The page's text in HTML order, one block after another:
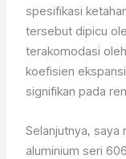
spesifikasi
tersebut dipicu
terakomodasi
koefisien
signifikan pada
Selanjutnya, saya
aluminium seri